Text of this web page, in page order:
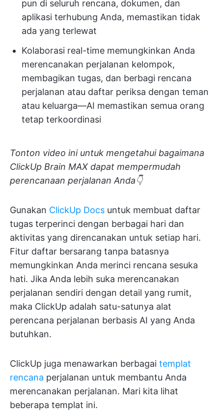
pun di seluruh rencana, dokumen, dan
aplikasi terhubung Anda, memastikan tidak
ada yang terlewat
Kolaborasi real-time memungkinkan Anda
merencanakan perjalanan kelompok,
membagikan tugas, dan berbagi rencana
perjalanan atau daftar periksa dengan teman
atau keluarga—AI memastikan semua orang
tetap terkoordinasi
Tonton video ini untuk mengetahui bagaimana
ClickUp Brain MAX dapat mempermudah
perencanaan perjalanan Anda👇
Gunakan ClickUp Docs untuk membuat daftar
tugas terperinci dengan berbagai hari dan
aktivitas yang direncanakan untuk setiap hari.
Fitur daftar bersarang tanpa batasnya
memungkinkan Anda merinci rencana sesuka
hati. Jika Anda lebih suka merencanakan
perjalanan sendiri dengan detail yang rumit,
maka ClickUp adalah satu-satunya alat
perencana perjalanan berbasis AI yang Anda
butuhkan.
ClickUp juga menawarkan berbagai templat
rencana perjalanan untuk membantu Anda
merencanakan perjalanan. Mari kita lihat
beberapa templat ini.